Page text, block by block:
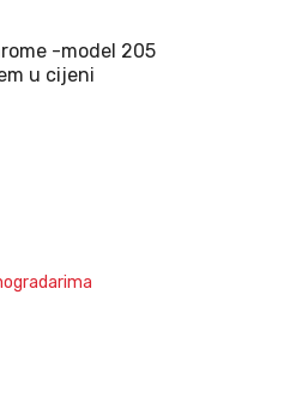
-model 205
u cijeni